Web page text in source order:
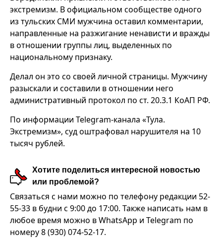
экстремизм. В официальном сообществе одного
из тульских СМИ мужчина оставил комментарии,
направленные на разжигание ненависти и вражды
в отношении группы лиц, выделенных по
национальному признаку.
Делал он это со своей личной страницы. Мужчину
разыскали и составили в отношении него
административный протокол по ст. 20.3.1 КоАП РФ.
По информации Telegram-канала «Тула.
Экстремизм», суд оштрафовал нарушителя на 10
тысяч рублей.
Хотите поделиться интересной новостью
или проблемой?
Связаться с нами можно по телефону редакции 52-
55-33 в будни с 9:00 до 17:00. Также написать нам в
любое время можно в WhatsApp и Telegram по
номеру 8 (930) 074-52-17.